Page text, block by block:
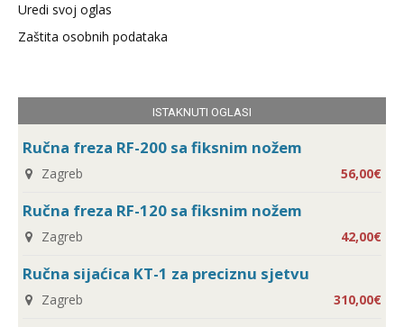
Uredi svoj oglas
Zaštita osobnih podataka
ISTAKNUTI OGLASI
Ručna freza RF-200 sa fiksnim nožem
Zagreb 56,00€
Ručna freza RF-120 sa fiksnim nožem
Zagreb 42,00€
Ručna sijaćica KT-1 za preciznu sjetvu
Zagreb 310,00€